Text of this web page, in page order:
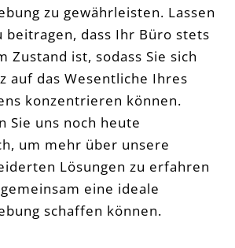
zu gewährleisten. Lassen
beitragen, dass Ihr Büro stets
Zustand ist, sodass Sie sich
auf das Wesentliche Ihres
konzentrieren können.
Sie uns noch heute
um mehr über unsere
Lösungen zu erfahren
eine ideale
schaffen können.